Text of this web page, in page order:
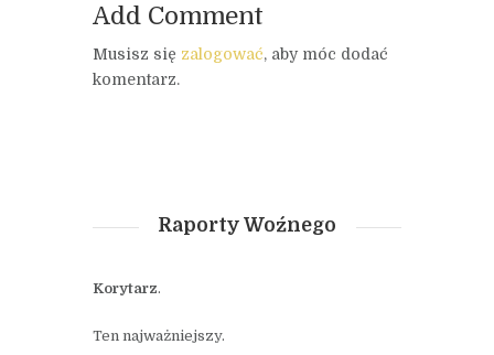
Add Comment
Musisz się zalogować, aby móc dodać
komentarz.
Raporty Woźnego
Korytarz.
Ten najważniejszy.